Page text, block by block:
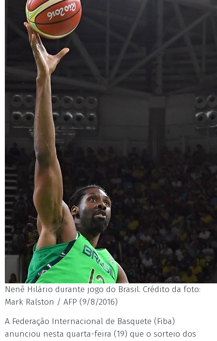
Nenê Hilário durante jogo do Brasil. Crédito da foto:
Mark Ralston / AFP (9/8/2016)
A Federação Internacional de Basquete (Fiba)
anunciou nesta quarta-feira (19) que o sorteio dos